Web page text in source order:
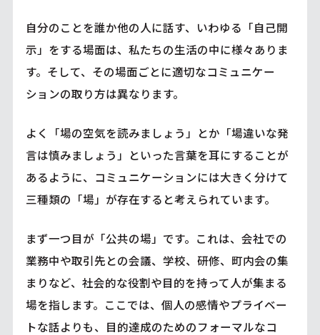
自分のことを誰か他の人に話す、いわゆる「自己開
示」をする場面は、私たちの生活の中に様々ありま
す。そして、その場面ごとに適切なコミュニケー
ションの取り方は異なります。
よく「場の空気を読みましょう」とか「場違いな発
言は慎みましょう」といった言葉を耳にすることが
あるように、コミュニケーションには大きく分けて
三種類の「場」が存在すると考えられています。
まず一つ目が「公共の場」です。これは、会社での
業務中や取引先との会議、学校、研修、町内会の集
まりなど、社会的な役割や目的を持って人が集まる
場を指します。ここでは、個人の感情やプライベー
トな話よりも、目的達成のためのフォーマルなコ